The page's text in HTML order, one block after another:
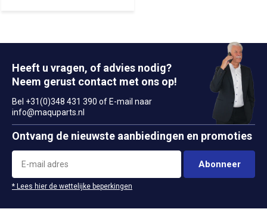
Heeft u vragen, of advies nodig?
Neem gerust contact met ons op!
Bel +31(0)348 431 390 of E-mail naar
info@maquparts.nl
Ontvang de nieuwste aanbiedingen en promoties
Abonneer
* Lees hier de wettelijke beperkingen